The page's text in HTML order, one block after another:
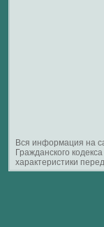
Вся информация на
Гражданского
характеристики